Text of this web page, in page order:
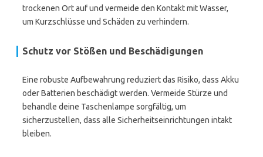
trockenen Ort auf und vermeide den Kontakt mit Wasser,
um Kurzschlüsse und Schäden zu verhindern.
Schutz vor Stößen und Beschädigungen
Eine robuste Aufbewahrung reduziert das Risiko, dass Akku
oder Batterien beschädigt werden. Vermeide Stürze und
behandle deine Taschenlampe sorgfältig, um
sicherzustellen, dass alle Sicherheitseinrichtungen intakt
bleiben.